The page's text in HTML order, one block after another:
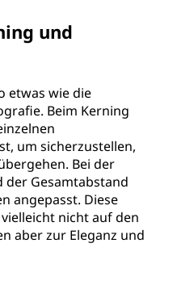
und
etwas wie die
Beim Kerning
um sicherzustellen,
Bei der
Gesamtabstand
angepasst. Diese
nicht auf den
aber zur Eleganz und